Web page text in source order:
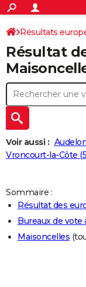
ACTUALITÉS
Politique
Société
Faits Divers
Education
Monde
Villes
+
SPORT
Coupe du monde
Football
Tennis
Cyclisme
Rugby
Forum
CULTURE
Programme TV
TNT
Streaming
Cinéma
Sorties cinéma
Musique
+
FINANCE
Retraite
Impôts
Epargne
Immobilier
Risques naturels par
Banque
Assurance
Crédit
AUTO
Essais
Réserver un essai
Citadines
Berlines
SUV
Forum auto
+
HIGH-TECH
Mobiles
Meilleur smartphone
Internet
Ordinateurs
Jeux vidéo
Guide high-tech
+
BRICOLAGE
Guides de France
Escapades
Patrimoine
Expositions
Musées
Week-end nature
LIFESTYLE
Art de vivre
Bien-être
Loisirs
Mode
Modes de vie
Résultats
Résultat
Voir aussi :
Vroncourt-la-Côte
Sommaire :
Résultat des
Bureaux de vote
Maisoncelles